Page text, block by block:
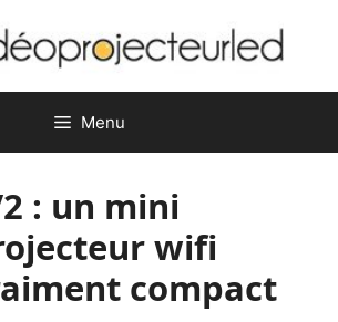
Menu
: un mini
wifi
compact